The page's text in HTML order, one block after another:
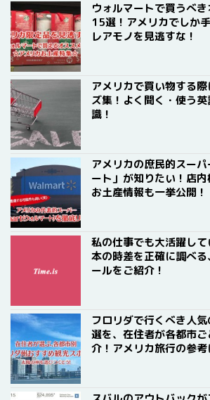
ウォルマートで買うべ
15選！アメリカでしか
レアモノを見逃すな！
アメリカで買い物する
ズ集！よく聞く・使う
識！
アメリカの庶民的スー
ート」が知りたい！店内
お土産情報も一挙公開！
私の仕事でも大活躍し
本の時差を正確に調べ
ールをご紹介！
フロリダで行くべき人
選を、在住者が各都市
介！アメリカ旅行の参考